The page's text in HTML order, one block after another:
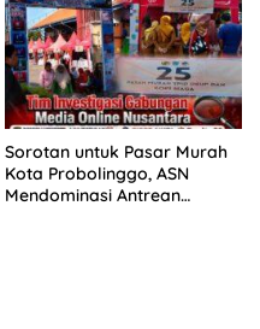
Sorotan untuk Pasar Murah
Kota Probolinggo, ASN
Mendominasi Antrean